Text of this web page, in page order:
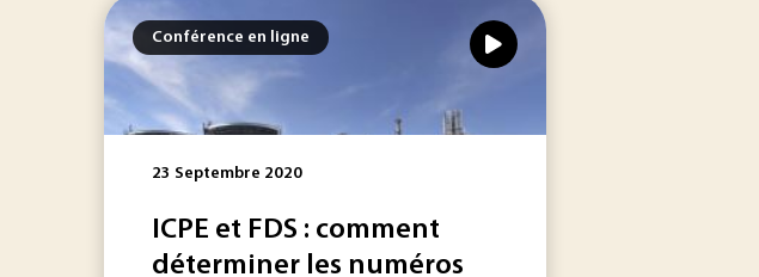
Conférence en ligne
23 Septembre 2020
ICPE et FDS : comment
déterminer les numéros